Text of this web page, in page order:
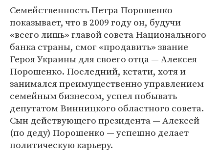
Семейственность Петра Порошенко
показывает, что в 2009 году он, будучи
«всего лишь» главой совета Национального
банка страны, смог «продавить» звание
Героя Украины для своего отца — Алексея
Порошенко. Последний, кстати, хотя и
занимался преимущественно управлением
семейным бизнесом, успел побывать
депутатом Винницкого областного совета.
Сын действующего президента — Алексей
(по деду) Порошенко — успешно делает
политическую карьеру.